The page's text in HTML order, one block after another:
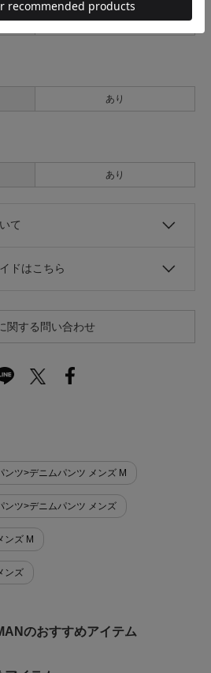
あり
あり
あり
て
ドはこちら
関する問い合わせ
ンツ>デニムパンツ メンズ M
ンツ>デニムパンツ メンズ
ンズ M
ンズ
のおすすめアイテム